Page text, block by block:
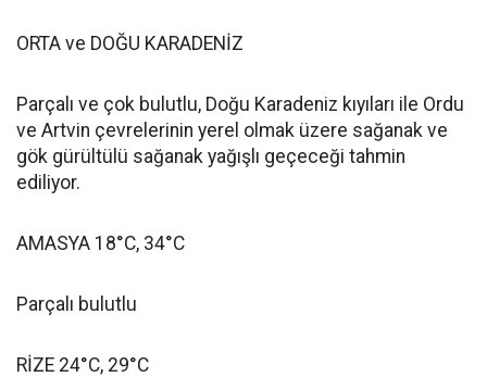
ORTA ve DOĞU KARADENİZ
Parçalı ve çok bulutlu, Doğu Karadeniz kıyıları ile Ordu
ve Artvin çevrelerinin yerel olmak üzere sağanak ve
gök gürültülü sağanak yağışlı geçeceği tahmin
ediliyor.
AMASYA 18°C, 34°C
Parçalı bulutlu
RİZE 24°C, 29°C